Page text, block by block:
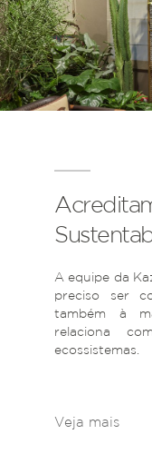
A equipe da
preciso ser
também à
relaciona
ecossistemas.
Veja mais